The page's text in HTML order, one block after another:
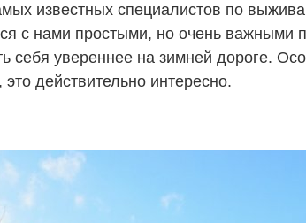
известных специалистов по
с нами простыми, но очень важными
себя увереннее на зимней дороге.
действительно интересно.